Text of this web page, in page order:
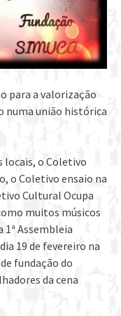
para a valorização
numa união histórica
locais, o Coletivo
o Coletivo ensaio na
Cultural Ocupa
muitos músicos
Assembleia
19 de fevereiro na
fundação do
da cena